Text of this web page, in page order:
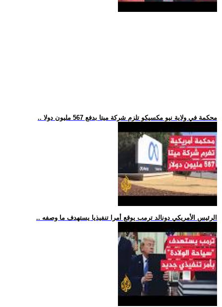
.. محكمة في ولاية نيو مكسيكو تلزم شركة ميتا بدفع 567 مليون دولا
.. الرئيس الأمريكي دونالد ترمب يوقع أمرا تنفيذيا يستهدف ما وصفه